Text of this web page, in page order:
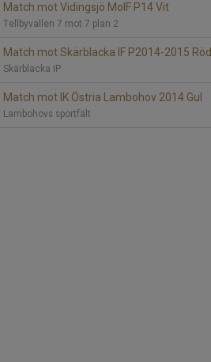
Match mot Vidingsjö MoIF P14 Vit
Tellbyvallen 7 mot 7 plan 2
Match mot Skärblacka IF P2014-2015 Röd
Skärblacka IP
Match mot IK Östria Lambohov 2014 Gul
Lambohovs sportfält